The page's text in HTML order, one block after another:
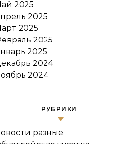
2025
2025
2025
2025
2025
2024
2024
РУБРИКИ
разные